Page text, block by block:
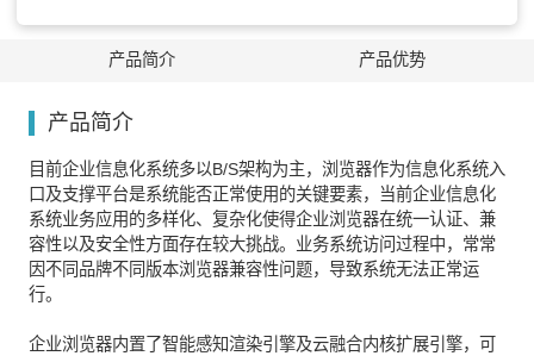
产品简介 产品优势
产品简介
目前企业信息化系统多以B/S架构为主，浏览器作为信息化系统入
口及支撑平台是系统能否正常使用的关键要素，当前企业信息化
系统业务应用的多样化、复杂化使得企业浏览器在统一认证、兼
容性以及安全性方面存在较大挑战。业务系统访问过程中，常常
因不同品牌不同版本浏览器兼容性问题，导致系统无法正常运
行。
企业浏览器内置了智能感知渲染引擎及云融合内核扩展引擎，可